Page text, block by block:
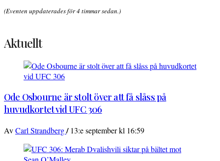
(Eventen uppdaterades för 4 timmar sedan.)
Aktuellt
Ode Osbourne är stolt över att få slåss på
huvudkortet vid UFC 306
AvCarl Strandberg/ 13:e september kl 16:59